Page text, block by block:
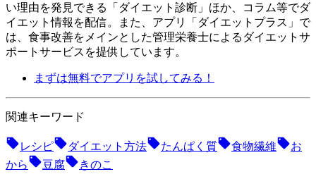
い理由を発見できる「ダイエット診断」ほか、コラム等でダ
イエット情報を配信。 また、アプリ「ダイエットプラス」で
は、食事改善をメインとした管理栄養士によるダイエットサ
ポートサービスを提供しています。
まずは無料でアプリを試してみる！
関連キーワード
レシピ ダイエット方法 たんぱく質 食物繊維
お
から
豆腐 きのこ